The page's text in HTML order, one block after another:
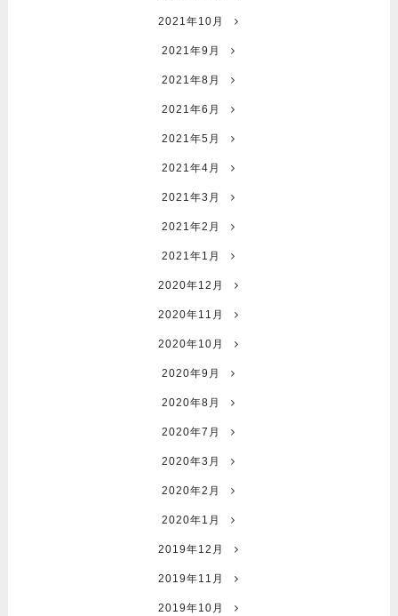
2021年10月
2021年9月
2021年8月
2021年6月
2021年5月
2021年4月
2021年3月
2021年2月
2021年1月
2020年12月
2020年11月
2020年10月
2020年9月
2020年8月
2020年7月
2020年3月
2020年2月
2020年1月
2019年12月
2019年11月
2019年10月